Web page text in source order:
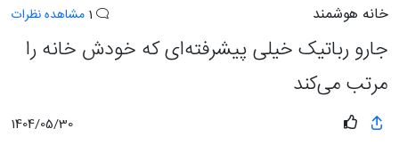
خانه هوشمند مشاهده نظرات
جارو رباتیک خیلی پیشرفته‌ای که خودش خانه را
مرتب می‌کند
1404/05/30